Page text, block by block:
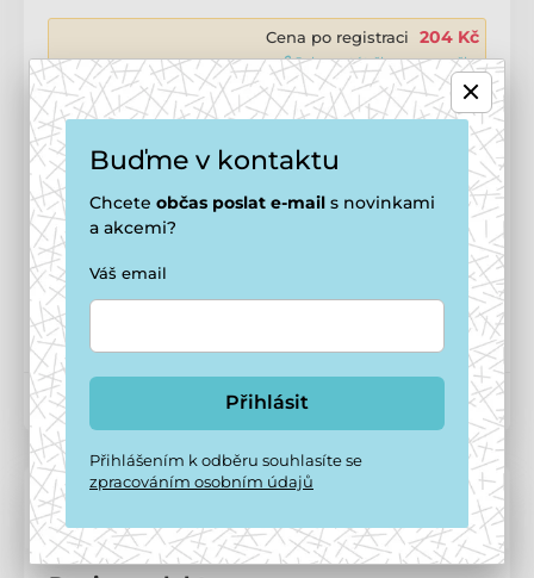
Cena po registraci 204 Kč
🔓 Jak se stát členem smečky
Přidat do košíku
Doprava zdarma
Možnosti doručení ›
Potřebujete poradit? offline
Kód produktu:
Buďme v kontaktu
Chcete občas poslat e-mail s novinkami
a akcemi?
Váš email
Přihlásit
Přihlášením k odběru souhlasíte se
zpracováním osobním údajů